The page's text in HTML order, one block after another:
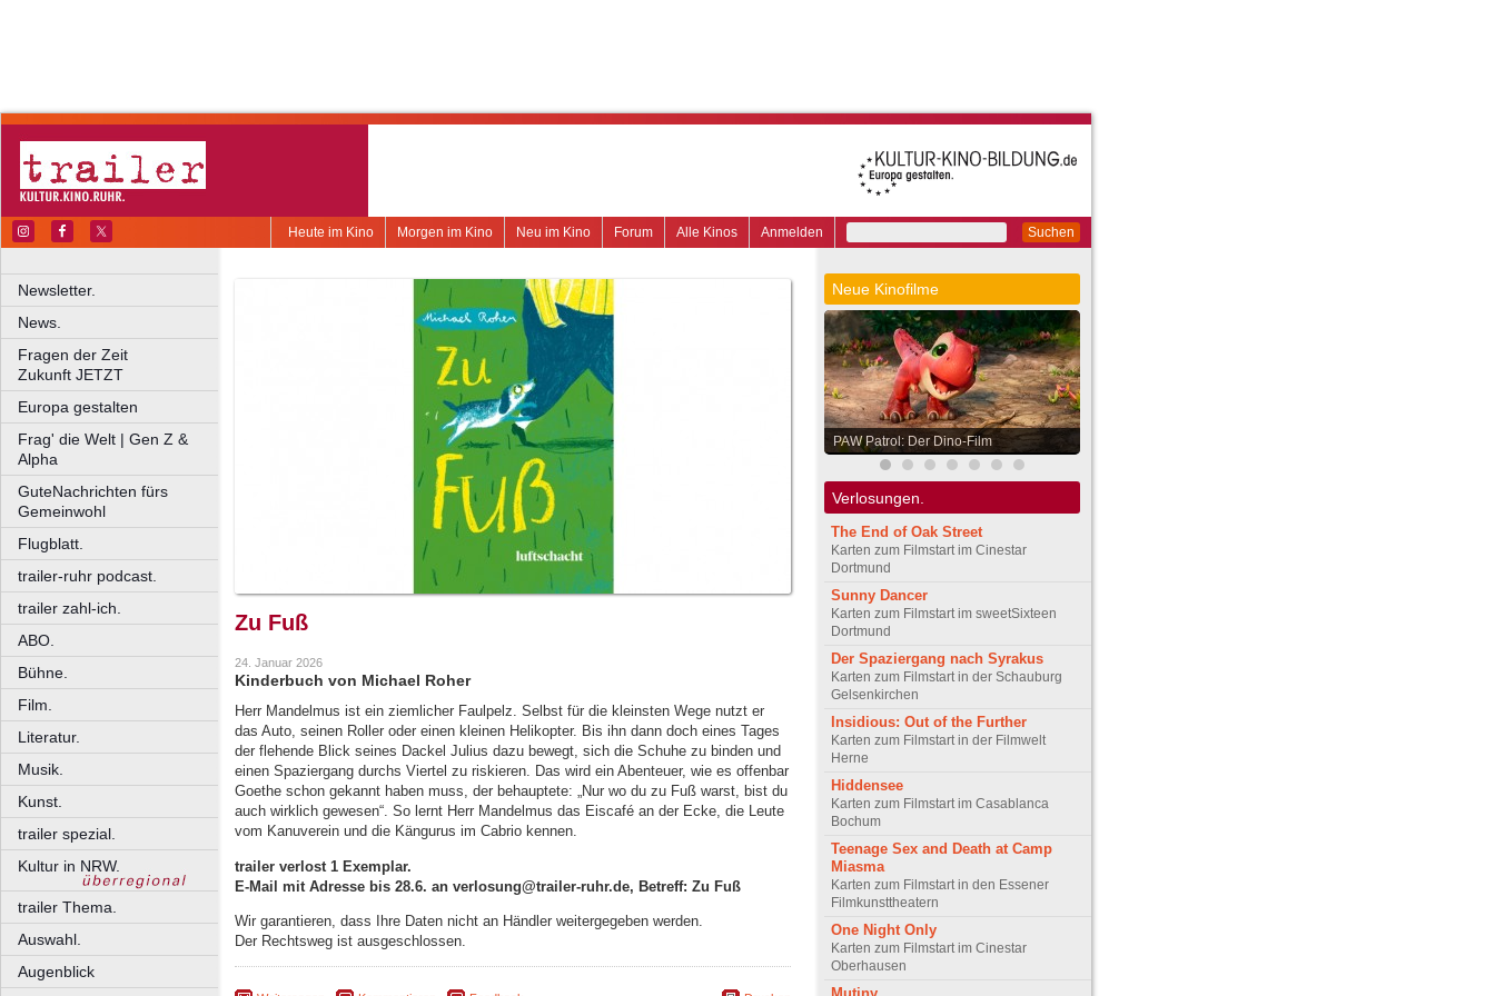
Suchen
Anmelden
Alle Kinos
Forum
Neu im Kino
Morgen im Kino
Heute im Kino
Newsletter.
News.
Fragen der Zeit
Zukunft JETZT
Europa gestalten
Frag' die Welt | Gen Z &
Alpha
GuteNachrichten fürs
Gemeinwohl
Flugblatt.
trailer-ruhr podcast.
trailer zahl-ich.
ABO.
Bühne.
Film.
Literatur.
Musik.
Kunst.
trailer spezial.
Kultur in NRW.
trailer Thema.
Auswahl.
Augenblick
Zu Fuß
24. Januar 2026
Kinderbuch von Michael Roher
Herr Mandelmus ist ein ziemlicher Faulpelz. Selbst für die kleinsten Wege nutzt er
das Auto, seinen Roller oder einen kleinen Helikopter. Bis ihn dann doch eines Tages
der flehende Blick seines Dackel Julius dazu bewegt, sich die Schuhe zu binden und
einen Spaziergang durchs Viertel zu riskieren. Das wird ein Abenteuer, wie es offenbar
Goethe schon gekannt haben muss, der behauptete: „Nur wo du zu Fuß warst, bist du
auch wirklich gewesen“. So lernt Herr Mandelmus das Eiscafé an der Ecke, die Leute
vom Kanuverein und die Kängurus im Cabrio kennen.
trailer verlost 1 Exemplar.
E-Mail mit Adresse bis 28.6. an verlosung@trailer-ruhr.de, Betreff: Zu Fuß
Wir garantieren, dass Ihre Daten nicht an Händler weitergegeben werden.
Der Rechtsweg ist ausgeschlossen.
Neue Kinofilme
PAW Patrol: Der Dino-Film
Verlosungen.
The End of Oak Street
Karten zum Filmstart im Cinestar
Dortmund
Sunny Dancer
Karten zum Filmstart im sweetSixteen
Dortmund
Der Spaziergang nach Syrakus
Karten zum Filmstart in der Schauburg
Gelsenkirchen
Insidious: Out of the Further
Karten zum Filmstart in der Filmwelt
Herne
Hiddensee
Karten zum Filmstart im Casablanca
Bochum
Teenage Sex and Death at Camp
Miasma
Karten zum Filmstart in den Essener
Filmkunsttheatern
One Night Only
Karten zum Filmstart im Cinestar
Oberhausen